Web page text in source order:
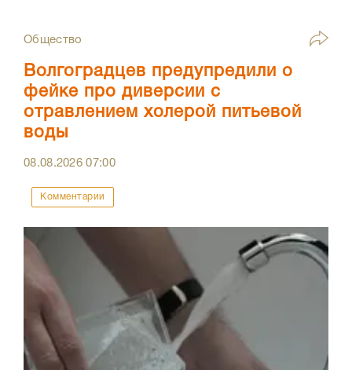
Общество
Волгоградцев предупредили о
фейке про диверсии с
отравлением холерой питьевой
воды
08.08.202607:00
Комментарии